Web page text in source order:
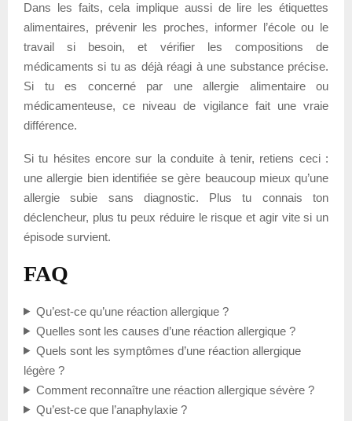
Dans les faits, cela implique aussi de lire les étiquettes
alimentaires, prévenir les proches, informer l’école ou le
travail si besoin, et vérifier les compositions de
médicaments si tu as déjà réagi à une substance précise.
Si tu es concerné par une allergie alimentaire ou
médicamenteuse, ce niveau de vigilance fait une vraie
différence.
Si tu hésites encore sur la conduite à tenir, retiens ceci :
une allergie bien identifiée se gère beaucoup mieux qu’une
allergie subie sans diagnostic. Plus tu connais ton
déclencheur, plus tu peux réduire le risque et agir vite si un
épisode survient.
FAQ
Qu’est-ce qu’une réaction allergique ?
Quelles sont les causes d’une réaction allergique ?
Quels sont les symptômes d’une réaction allergique
légère ?
Comment reconnaître une réaction allergique sévère ?
Qu’est-ce que l’anaphylaxie ?